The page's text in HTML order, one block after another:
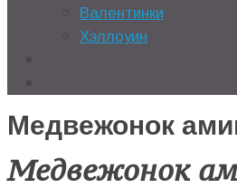
Валентинки
Хэллоуин
Медвежонок
Медвежонок